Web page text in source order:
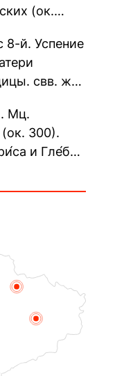
(ок.
8-й. Успение
свв. жен
Мц.
300).
и Гле́ба,